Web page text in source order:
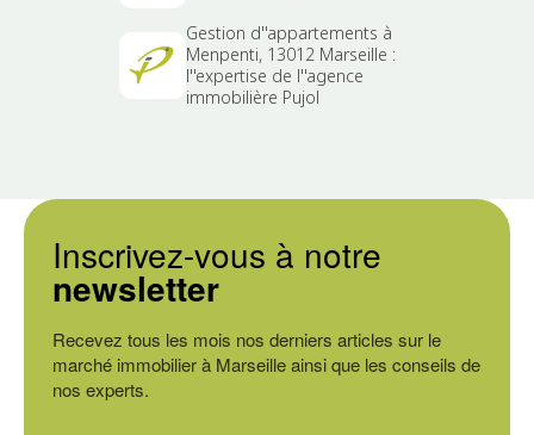
Gestion d''appartements à
Menpenti, 13012 Marseille :
l''expertise de l''agence
immobilière Pujol
Inscrivez-vous à notre
newsletter
Recevez tous les mois nos derniers articles sur le
marché immobilier à Marseille ainsi que les conseils de
nos experts.